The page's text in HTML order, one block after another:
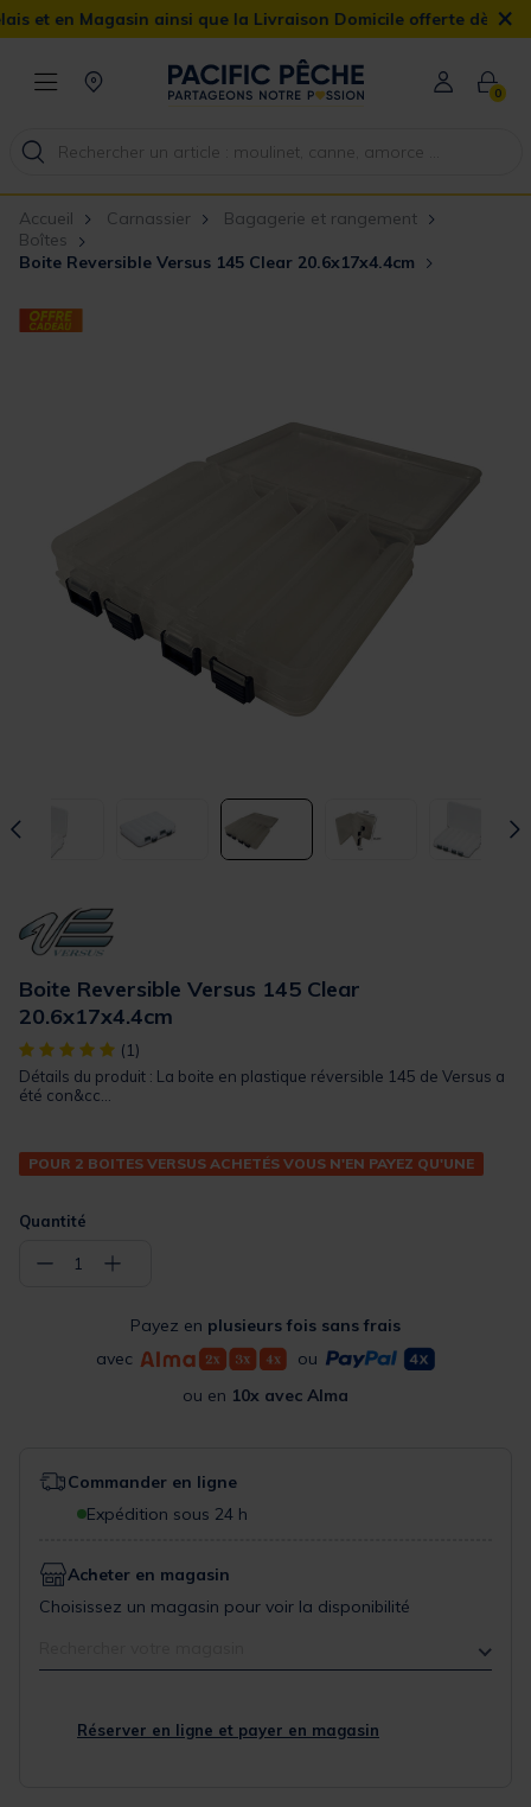
Magasin ainsi que la Livraison Domicile offerte dès 90€ ×
0
Accueil Carnassier
Bagagerie et rangement
Boîtes
Boite Reversible Versus 145 Clear 20.6x17x4.4cm
Boite Reversible Versus 145 Clear
20.6x17x4.4cm
[object Object] out of 5 Customer Rating
(1)
Détails du produit : La boite en plastique réversible 145 de Versus a
été con&cc...
POUR 2 BOITES VERSUS ACHETÉS VOUS N'EN PAYEZ QU'UNE
Quantité
− 1 +
Payez en plusieurs fois sans frais
avec
ou
ou en 10x avec Alma
Commander en ligne
Expédition sous 24 h
Acheter en magasin
Choisissez un magasin pour voir la disponibilité
Réserver en ligne et payer en magasin